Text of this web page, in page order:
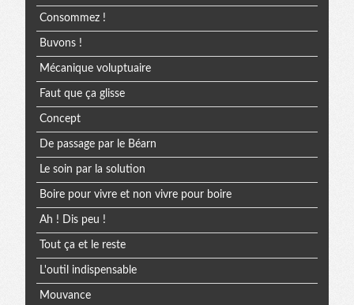
Consommez !
Buvons !
Mécanique voluptuaire
Faut que ça glisse
Concept
De passage par le Béarn
Le soin par la solution
Boire pour vivre et non vivre pour boire
Ah ! Dis peu !
Tout ça et le reste
L'outil indispensable
Mouvance